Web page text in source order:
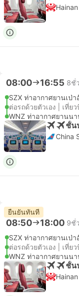
08:00 16:55 8ชั่
SZX ท่าอากาศยานเป่
ต่อรถด้วยตัวเอง | เที่ย
WNZ ท่าอากาศยานน
ชั้น
China
ยืนยันทันที
08:50 18:00 9ชั่
SZX ท่าอากาศยานเป่
ต่อรถด้วยตัวเอง | เที่ย
WNZ ท่าอากาศยานน
ชั้น